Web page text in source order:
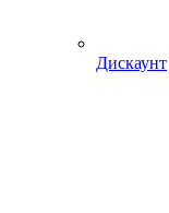
Дискаунт